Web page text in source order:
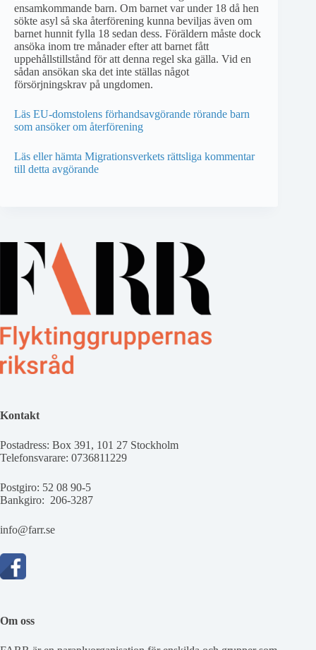
ensamkommande barn. Om barnet var under 18 då hen
sökte asyl så ska återförening kunna beviljas även om
barnet hunnit fylla 18 sedan dess. Föräldern måste dock
ansöka inom tre månader efter att barnet fått
uppehållstillstånd för att denna regel ska gälla. Vid en
sådan ansökan ska det inte ställas något
försörjningskrav på ungdomen.
Läs EU-domstolens förhandsavgörande rörande barn
som ansöker om återförening
Läs eller hämta Migrationsverkets rättsliga kommentar
till detta avgörande
Kontakt
Postadress: Box 391, 101 27 Stockholm
Telefonsvarare: 0736811229
Postgiro: 52 08 90-5
Bankgiro: 206-3287
info@farr.se
Om oss